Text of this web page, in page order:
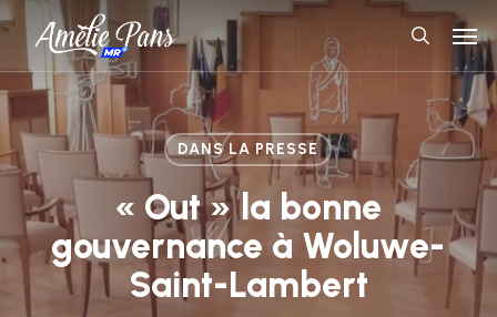
Skip
to
content
search
DANS LA PRESSE
« Out » la bonne
gouvernance à Woluwe-
Saint-Lambert